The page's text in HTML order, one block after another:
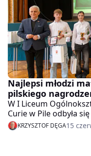
Najlepsi młodzi
pilskiego
W I Liceum
Curie w Pile odbyła
XV Powiatowy
klas VII i VIII szkół
KRZYSZTOF DĘGA15